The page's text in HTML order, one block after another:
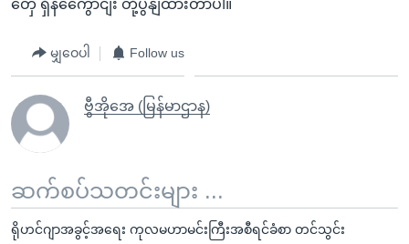
တှေ ရှိနကွေောငျး တုံ့ပွနျထားတာပါ။
မျှဝေပါ Follow us
ဗွီအိုအေ (မြန်မာဌာန)
ဆက်စပ်သတင်းများ ...
ရိုဟင်ဂျာအခွင့်အရေး ကုလမဟာမင်းကြီးအစီရင်ခံစာ တင်သွင်း